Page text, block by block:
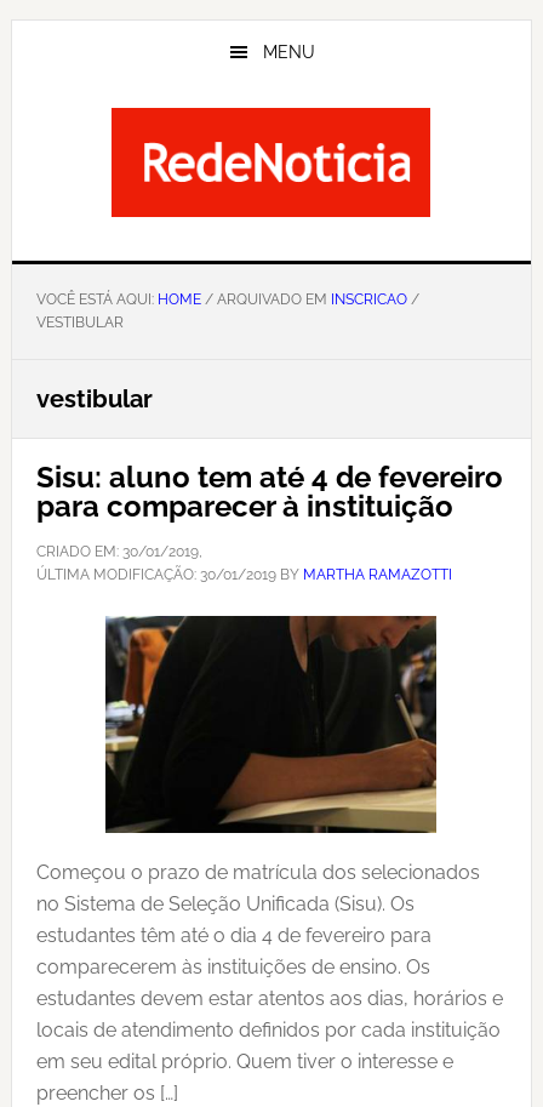
Skip
MENU
VOCÊ ESTÁ AQUI: HOME/ ARQUIVADO EM INSCRICAO/
VESTIBULAR
vestibular
Sisu: aluno tem até 4 de fevereiro
para comparecer à instituição
CRIADO EM: 30/01/2019,
ÚLTIMA MODIFICAÇÃO: 30/01/2019BY MARTHA RAMAZOTTI
Começou o prazo de matrícula dos selecionados
no Sistema de Seleção Unificada (Sisu). Os
estudantes têm até o dia 4 de fevereiro para
comparecerem às instituições de ensino. Os
estudantes devem estar atentos aos dias, horários e
locais de atendimento definidos por cada instituição
em seu edital próprio. Quem tiver o interesse e
preencher os […]